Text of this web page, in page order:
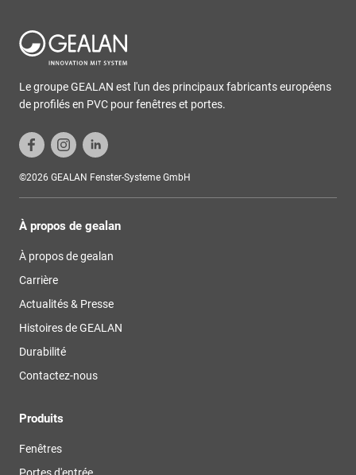
Le groupe GEALAN est l'un des principaux fabricants européens
de profilés en PVC pour fenêtres et portes.
©2026 GEALAN Fenster-Systeme GmbH
À propos de gealan
À propos de gealan
Carrière
Actualités & Presse
Histoires de GEALAN
Durabilité
Contactez-nous
Produits
Fenêtres